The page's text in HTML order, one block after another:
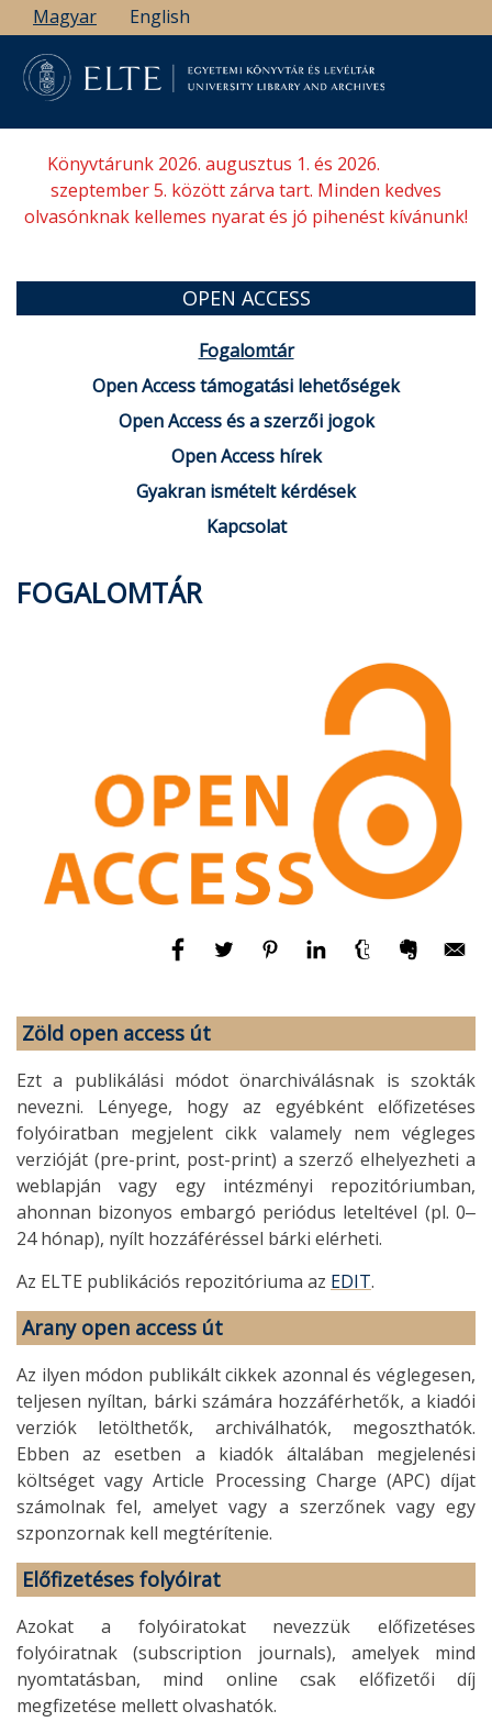
Ugrás
a
tartalomra
Magyar English
Könyvtárunk 2026. augusztus 1. és 2026.
szeptember 5. között zárva tart. Minden kedves
olvasónknak kellemes nyarat és jó pihenést kívánunk!
OPEN ACCESS
Fogalomtár
Open Access támogatási lehetőségek
Open Access és a szerzői jogok
Open Access hírek
Gyakran ismételt kérdések
Kapcsolat
FOGALOMTÁR
Zöld open access út
Ezt a publikálási módot önarchiválásnak is szokták
nevezni. Lényege, hogy az egyébként előfizetéses
folyóiratban megjelent cikk valamely nem végleges
verzióját (pre-print, post-print) a szerző elhelyezheti a
weblapján vagy egy intézményi repozitóriumban,
ahonnan bizonyos embargó periódus leteltével (pl. 0‒
24 hónap), nyílt hozzáféréssel bárki elérheti.
Az ELTE publikációs repozitóriuma az EDIT.
Arany open access út
Az ilyen módon publikált cikkek azonnal és véglegesen,
teljesen nyíltan, bárki számára hozzáférhetők, a kiadói
verziók letölthetők, archiválhatók, megoszthatók.
Ebben az esetben a kiadók általában megjelenési
költséget vagy Article Processing Charge (APC) díjat
számolnak fel, amelyet vagy a szerzőnek vagy egy
szponzornak kell megtérítenie.
Előfizetéses folyóirat
Azokat a folyóiratokat nevezzük előfizetéses
folyóiratnak (subscription journals), amelyek mind
nyomtatásban, mind online csak előfizetői díj
megfizetése mellett olvashatók.